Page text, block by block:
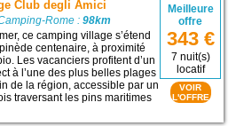
Club degli Amici
Rome :98km
ce camping village s’étend
centenaire, à proximité
Les vacanciers profitent d’un
à l’une des plus belles plages
de la région, accessible par un
traversant les pins maritimes
Meilleure
offre
343 €
7 nuit(s)
locatif
VOIR
L'OFFRE